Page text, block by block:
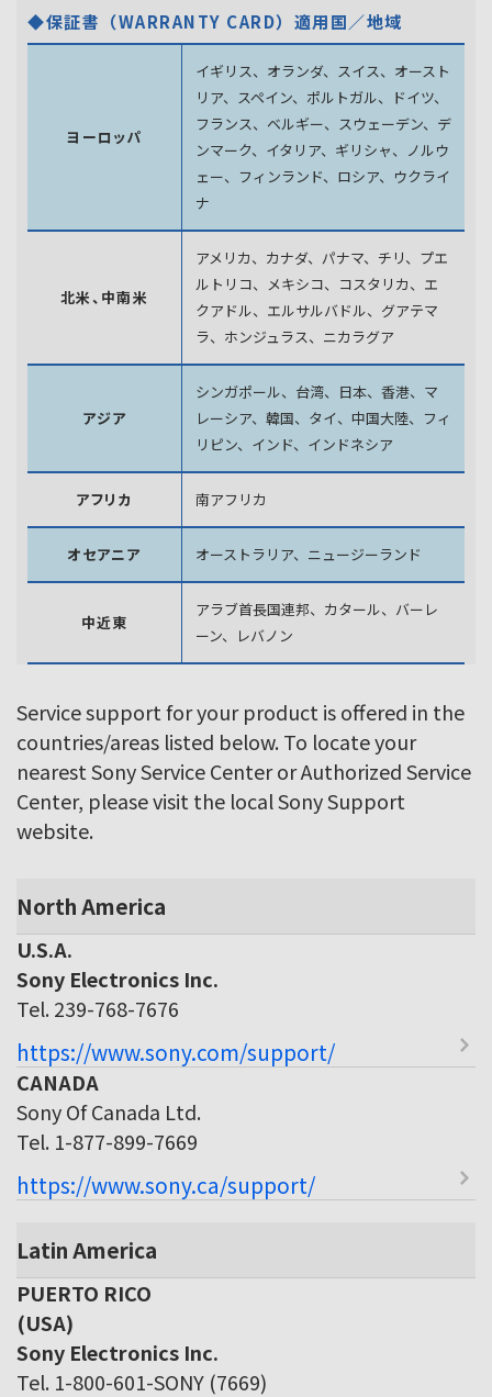
◆保証書（WARRANTY CARD）適用国／地域
ヨーロッパ
イギリス、オランダ、スイス、オースト
リア、スペイン、 ポルトガル、ドイツ、
フランス、ベルギー、スウェーデン、 デ
ンマーク、イタリア、ギリシャ、ノルウ
ェー、フィンランド、 ロシア、ウクライ
ナ
北米、中南米
アメリカ、カナダ、パナマ、チリ、プエ
ルトリコ、メキシコ、 コスタリカ、エ
クアドル、エルサルバドル、グアテマ
ラ、 ホンジュラス、ニカラグア
アジア
シンガポール、台湾、日本、香港、マ
レーシア、韓国、 タイ、中国大陸、フィ
リピン、インド、インドネシア
アフリカ 南アフリカ
オセアニア オーストラリア、ニュージーランド
中近東
アラブ首長国連邦、カタール、バーレ
ーン、レバノン
Service support for your product is offered in the
countries/areas listed below. To locate your
nearest Sony Service Center or Authorized Service
Center, please visit the local Sony Support
website.
North America
U.S.A.
Sony Electronics Inc.
Tel. 239-768-7676
https://www.sony.com/support/
CANADA
Sony Of Canada Ltd.
Tel. 1-877-899-7669
https://www.sony.ca/support/
Latin America
PUERTO RICO
(USA)
Sony Electronics Inc.
Tel. 1-800-601-SONY (7669)